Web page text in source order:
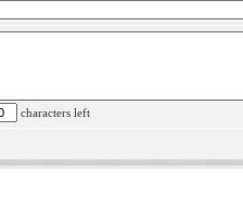
characters left